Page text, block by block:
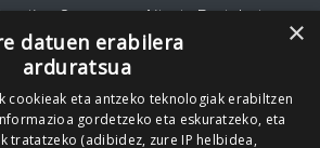
Commons Aitortu Partekatu
Codesyntaxek garatua
×
datuen erabilera
arduratsua
cookieak eta antzeko teknologiak erabiltzen
gordetzeko eta eskuratzeko, eta
tratatzeko (adibidez, zure IP helbidea,